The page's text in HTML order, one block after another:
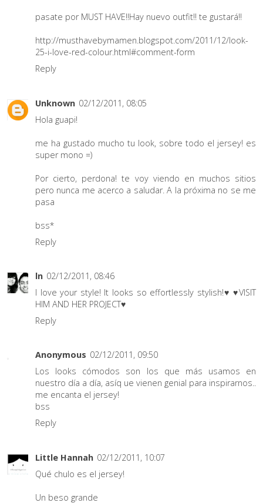
pasate por MUST HAVE!!Hay nuevo outfit!! te gustará!!
http://musthavebymamen.blogspot.com/2011/12/look-
25-i-love-red-colour.html#comment-form
Reply
Unknown 02/12/2011, 08:05
Hola guapi!
me ha gustado mucho tu look, sobre todo el jersey! es
super mono =)
Por cierto, perdona! te voy viendo en muchos sitios
pero nunca me acerco a saludar. A la próxima no se me
pasa
bss*
Reply
ln 02/12/2011, 08:46
I love your style! It looks so effortlessly stylish!♥♥VISIT
HIM AND HER PROJECT♥
Reply
Anonymous 02/12/2011, 09:50
Los looks cómodos son los que más usamos en
nuestro día a día, asíq ue vienen genial para inspirarnos..
me encanta el jersey!
bss
Reply
Little Hannah 02/12/2011, 10:07
Qué chulo es el jersey!
Un beso grande